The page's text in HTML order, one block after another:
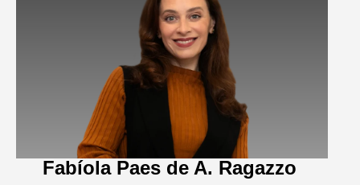
Fabíola Paes de A. Ragazzo